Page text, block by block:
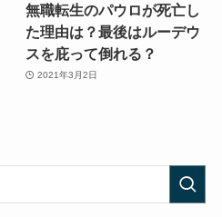
無職転生のパウロが死亡し
た理由は？最後はルーデウ
スを庇って倒れる？
2021年3月2日